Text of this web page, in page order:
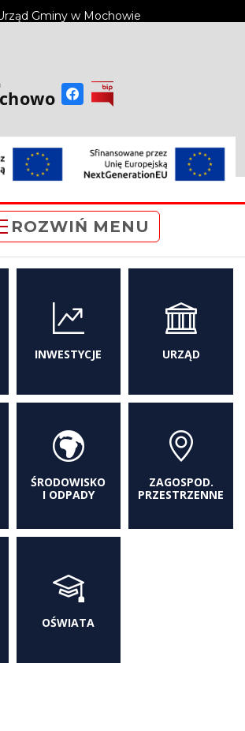
Gminy w Mochowie
ROZWIŃ MENU
INWESTYCJE URZĄD
ŚRODOWISKO
I ODPADY
ZAGOSPOD.
PRZESTRZENNE
OŚWIATA